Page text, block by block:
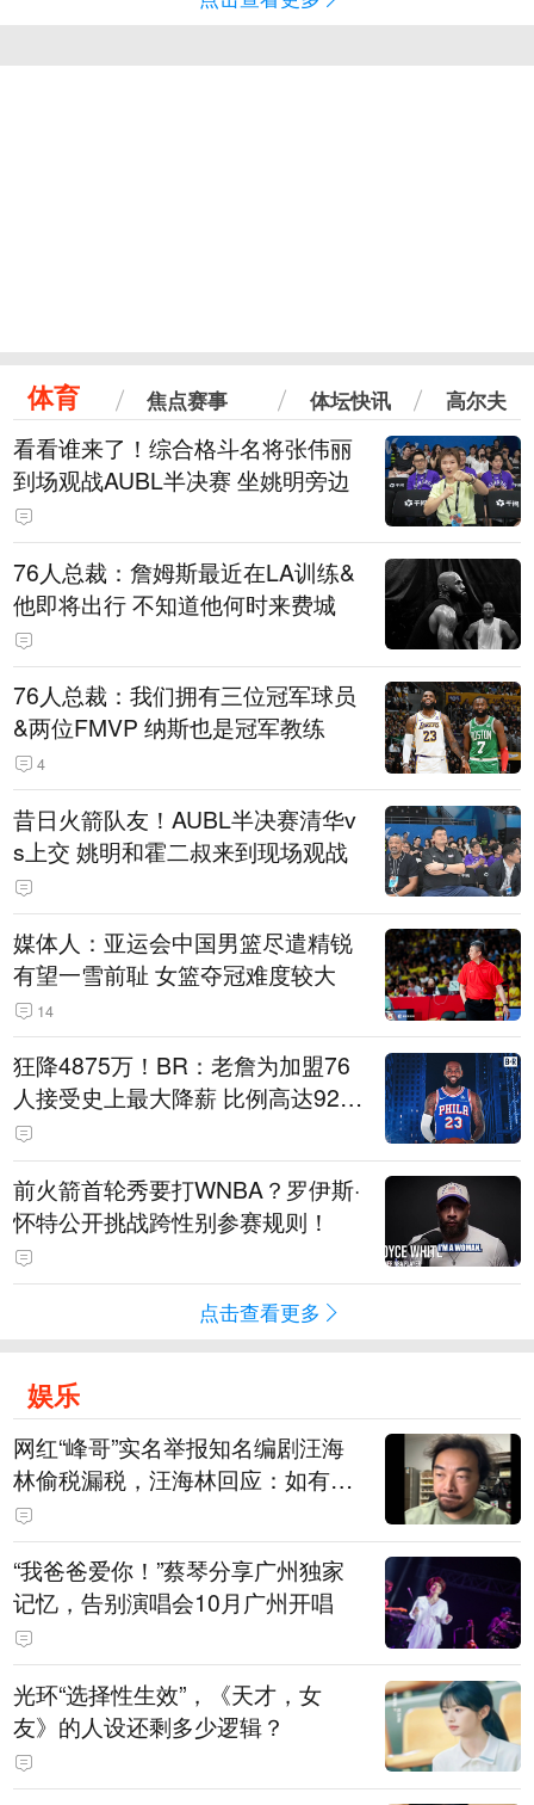
体育 焦点赛事 体坛快讯 高尔夫
看看谁来了！综合格斗名将张伟丽
到场观战AUBL半决赛 坐姚明旁边
76人总裁：詹姆斯最近在LA训练&
他即将出行 不知道他何时来费城
76人总裁：我们拥有三位冠军球员
&两位FMVP 纳斯也是冠军教练
4
昔日火箭队友！AUBL半决赛清华v
s上交 姚明和霍二叔来到现场观战
媒体人：亚运会中国男篮尽遣精锐
有望一雪前耻 女篮夺冠难度较大
14
狂降4875万！BR：老詹为加盟76
人接受史上最大降薪 比例高达92.
6%
前火箭首轮秀要打WNBA？罗伊斯·
怀特公开挑战跨性别参赛规则！
点击查看更多
娱乐
网红“峰哥”实名举报知名编剧汪海
林偷税漏税，汪海林回应：如有违
法行为，相关机构自会进行评判和
处理，清者自清，无需一一回应
“我爸爸爱你！”蔡琴分享广州独家
记忆，告别演唱会10月广州开唱
光环“选择性生效”，《天才，女
友》的人设还剩多少逻辑？